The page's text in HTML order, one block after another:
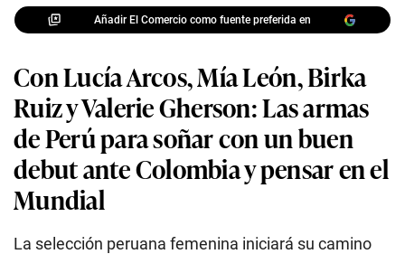
Añadir El Comercio como fuente preferida en
Con Lucía Arcos, Mía León, Birka
Ruiz y Valerie Gherson: Las armas
de Perú para soñar con un buen
debut ante Colombia y pensar en el
Mundial
La selección peruana femenina iniciará su camino